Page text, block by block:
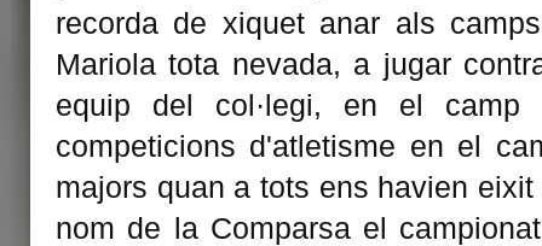
recorda de xiquet anar als
Mariola tota nevada, a jugar
equip del col·legi, en el
competicions d'atletisme en el
majors quan a tots ens havien
nom de la Comparsa el